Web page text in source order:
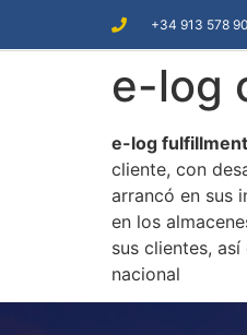
+34 913 578
e-log
e-log fulfillment
cliente, con
arrancó en sus
en los
sus clientes,
nacional